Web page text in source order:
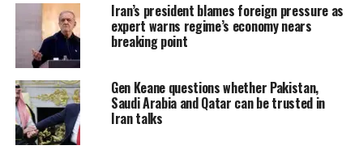
Iran’s president blames foreign pressure as
expert warns regime’s economy nears
breaking point
Gen Keane questions whether Pakistan,
Saudi Arabia and Qatar can be trusted in
Iran talks